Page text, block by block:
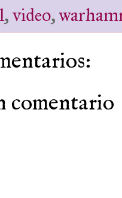
,video,
comentario